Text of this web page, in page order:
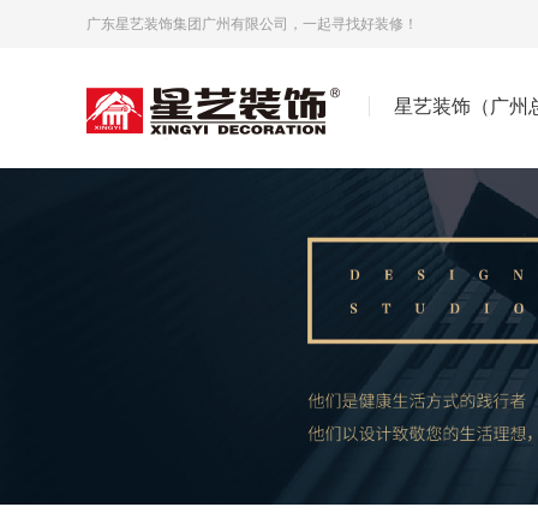
广东星艺装饰集团广州有限公司，一起寻找好装修！
星艺装饰（广州